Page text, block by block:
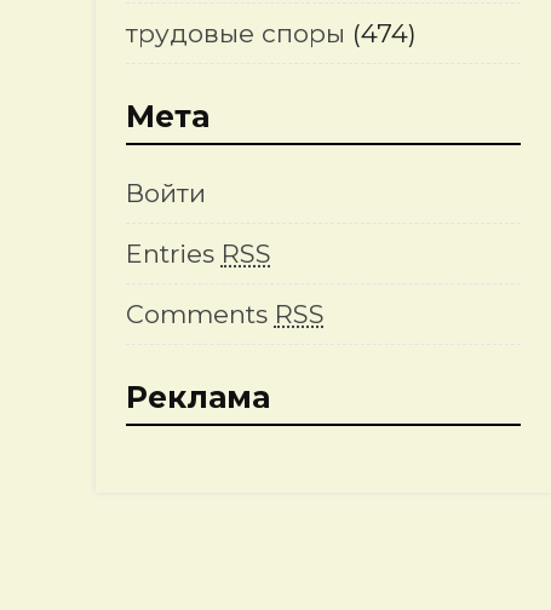
трудовые споры (474)
Мета
Войти
Entries RSS
Comments RSS
Реклама